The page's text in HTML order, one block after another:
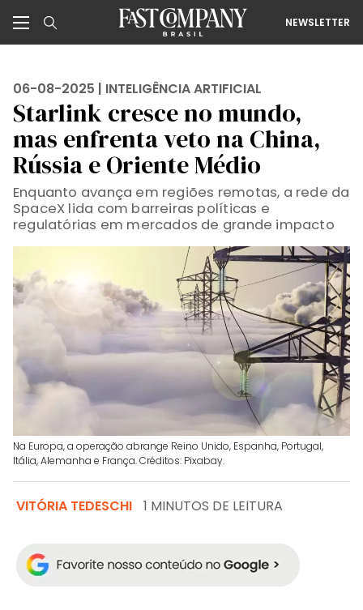
NEWSLETTER
06-08-2025 | INTELIGÊNCIA ARTIFICIAL
Starlink cresce no mundo,
mas enfrenta veto na China,
Rússia e Oriente Médio
Enquanto avança em regiões remotas, a rede da
SpaceX lida com barreiras políticas e
regulatórias em mercados de grande impacto
Na Europa, a operação abrange Reino Unido, Espanha, Portugal,
Itália, Alemanha e França. Créditos: Pixabay.
VITÓRIA TEDESCHI 1 MINUTOS DE LEITURA